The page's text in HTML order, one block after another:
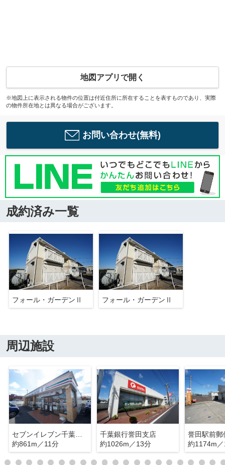
地図アプリで開く
※地図上に表示される物件の位置は付近住所に所在することを表すものであり、実際
の物件所在地とは異なる場合がございます。
お問い合わせ(無料)
成約済み一覧
フォール・ガーデンⅡ フォール・ガーデンⅡ
周辺施設
セブンイレブン千葉誉田駅前
約861m／11分
千葉銀行誉田支店
約1026m／13分
誉田駅前郵
約1174m